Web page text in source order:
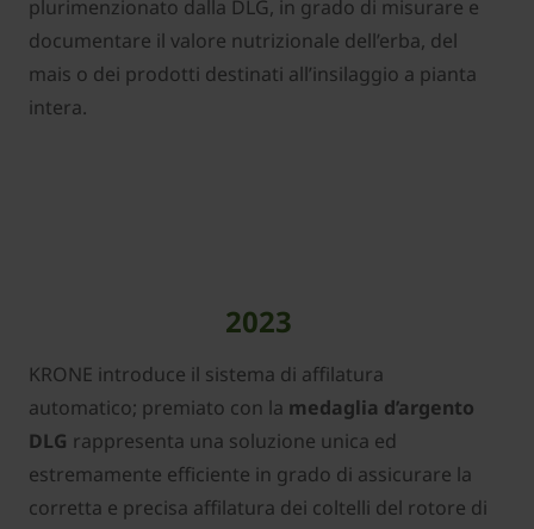
plurimenzionato dalla DLG, in grado di misurare e
documentare il valore nutrizionale dell’erba, del
mais o dei prodotti destinati all’insilaggio a pianta
intera.
2023
KRONE introduce il sistema di affilatura
automatico; premiato con la medaglia d’argento
DLG rappresenta una soluzione unica ed
estremamente efficiente in grado di assicurare la
corretta e precisa affilatura dei coltelli del rotore di